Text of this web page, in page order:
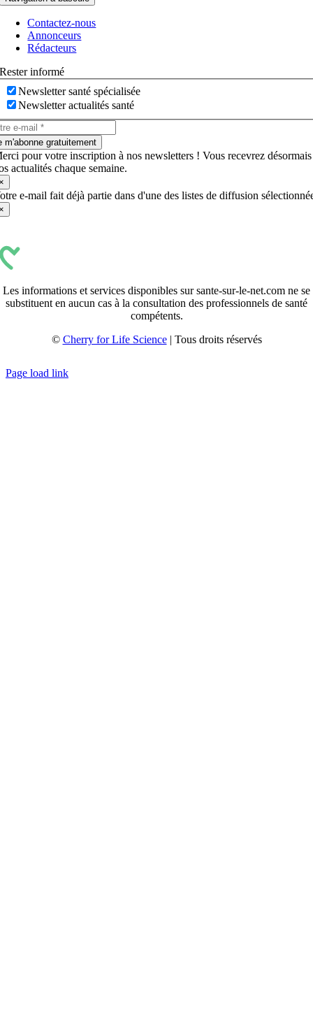
Contactez-nous
Annonceurs
Rédacteurs
Rester informé
Newsletter santé spécialisée
Newsletter actualités santé
m'abonne gratuitement
pour votre inscription à nos newsletters ! Vous recevrez désormais
actualités chaque semaine.
e-mail fait déjà partie dans d'une des listes de diffusion
Les informations et services disponibles sur sante-sur-le-net.com ne se
substituent en aucun cas à la consultation des professionnels de santé
compétents.
© Cherry for Life Science| Tous droits réservés
Page load link